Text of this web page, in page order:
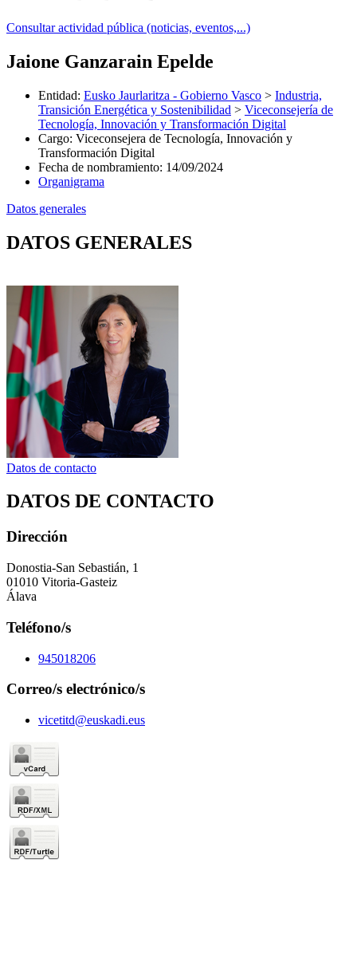
Consultar actividad pública (noticias, eventos,...)
Jaione Ganzarain Epelde
Entidad: Eusko Jaurlaritza - Gobierno Vasco > Industria,
Transición Energética y Sostenibilidad > Viceconsejería de
Tecnología, Innovación y Transformación Digital
Cargo: Viceconsejera de Tecnología, Innovación y
Transformación Digital
Fecha de nombramiento: 14/09/2024
Organigrama
Datos generales
DATOS GENERALES
Datos de contacto
DATOS DE CONTACTO
Dirección
Donostia-San Sebastián, 1
01010 Vitoria-Gasteiz
Álava
Teléfono/s
945018206
Correo/s electrónico/s
vicetitd@euskadi.eus